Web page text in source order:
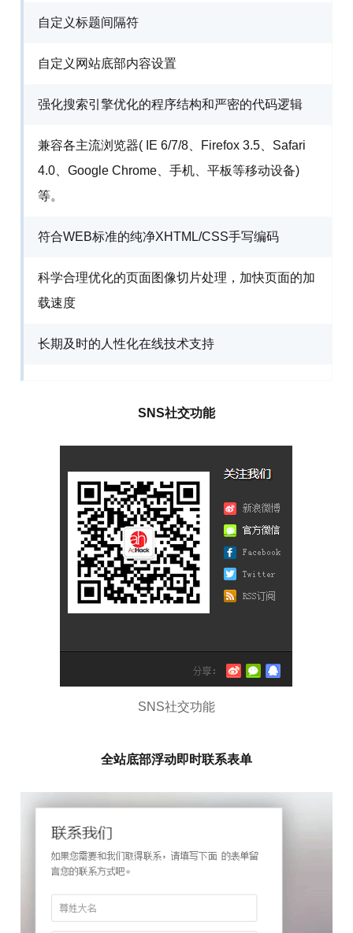
自定义标题间隔符
自定义网站底部内容设置
强化搜索引擎优化的程序结构和严密的代码逻辑
兼容各主流浏览器( IE 6/7/8、Firefox 3.5、Safari
4.0、Google Chrome、手机、平板等移动设备)
等。
符合WEB标准的纯净XHTML/CSS手写编码
科学合理优化的页面图像切片处理，加快页面的加
载速度
长期及时的人性化在线技术支持
SNS社交功能
SNS社交功能
全站底部浮动即时联系表单